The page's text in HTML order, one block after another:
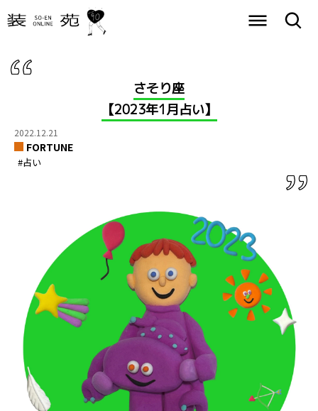
さそり座
【2023年1月占い】
2022.12.21
FORTUNE
#占い